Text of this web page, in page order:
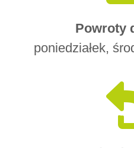
Powroty
poniedziałek,